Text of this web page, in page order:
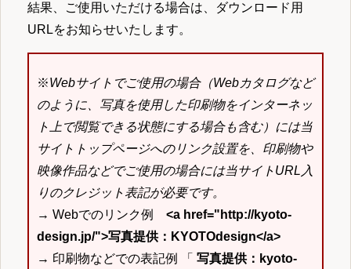
結果、ご使用いただける場合は、ダウンロード用
URLをお知らせいたします。
※Webサイトでご使用の場合（Webカタログなど
のように、写真を使用した印刷物をインターネッ
ト上で閲覧できる状態にする場合も含む）には当
サイトトップページへのリンク設置を、印刷物や
映像作品などでご使用の場合には当サイトURL入
りのクレジット表記が必要です。
→ Webでのリンク例 <a href="http://kyoto-
design.jp/">写真提供：KYOTOdesign</a>
→ 印刷物などでの表記例 「 写真提供：kyoto-